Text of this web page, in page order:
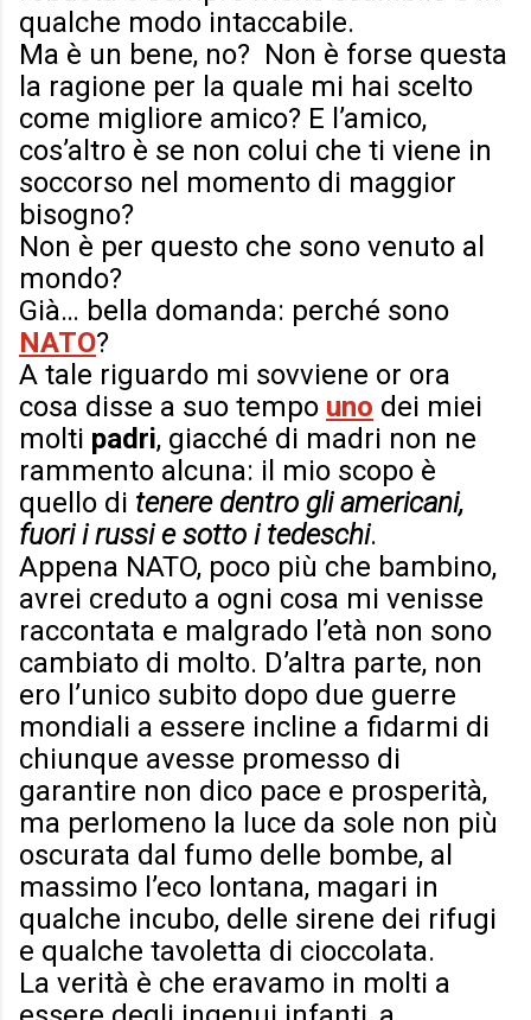
qualche modo intaccabile.
Ma è un bene, no? Non è forse questa
la ragione per la quale mi hai scelto
come migliore amico? E l’amico,
cos’altro è se non colui che ti viene in
soccorso nel momento di maggior
bisogno?
Non è per questo che sono venuto al
mondo?
Già… bella domanda: perché sono
NATO?
A tale riguardo mi sovviene or ora
cosa disse a suo tempo uno dei miei
molti padri, giacché di madri non ne
rammento alcuna: il mio scopo è
quello di tenere dentro gli americani,
fuori i russi e sotto i tedeschi.
Appena NATO, poco più che bambino,
avrei creduto a ogni cosa mi venisse
raccontata e malgrado l’età non sono
cambiato di molto. D’altra parte, non
ero l’unico subito dopo due guerre
mondiali a essere incline a fidarmi di
chiunque avesse promesso di
garantire non dico pace e prosperità,
ma perlomeno la luce da sole non più
oscurata dal fumo delle bombe, al
massimo l’eco lontana, magari in
qualche incubo, delle sirene dei rifugi
e qualche tavoletta di cioccolata.
La verità è che eravamo in molti a